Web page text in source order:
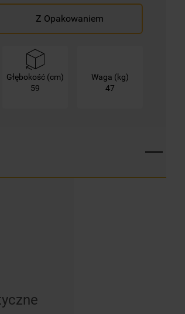
Z Opakowaniem
Głębokość (cm)
59
Waga (kg)
47